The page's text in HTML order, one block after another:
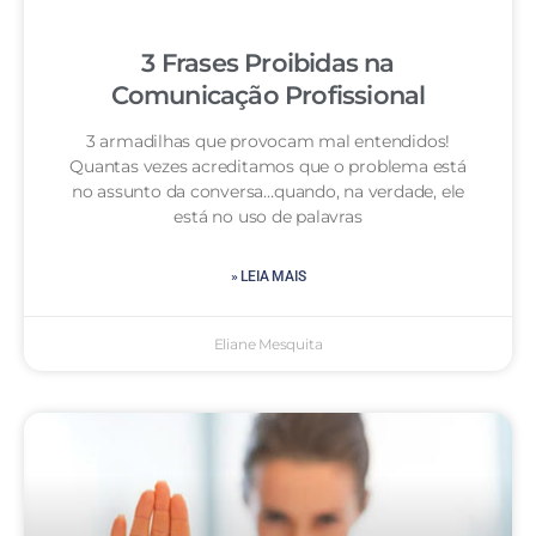
3 Frases Proibidas na
Comunicação Profissional
3 armadilhas que provocam mal entendidos!
Quantas vezes acreditamos que o problema está
no assunto da conversa…quando, na verdade, ele
está no uso de palavras
» LEIA MAIS
Eliane Mesquita